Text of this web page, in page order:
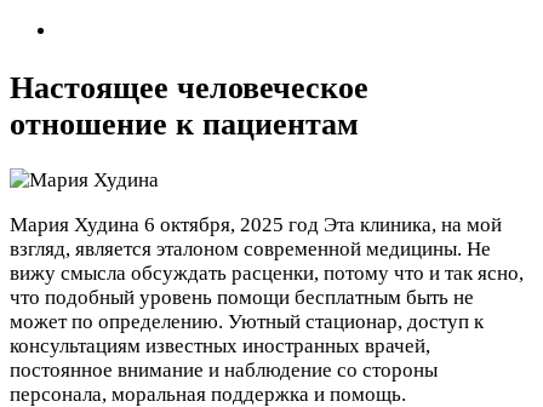
Настоящее человеческое
отношение к пациентам
Мария Худина 6 октября, 2025 год Эта клиника, на мой
взгляд, является эталоном современной медицины. Не
вижу смысла обсуждать расценки, потому что и так ясно,
что подобный уровень помощи бесплатным быть не
может по определению. Уютный стационар, доступ к
консультациям известных иностранных врачей,
постоянное внимание и наблюдение со стороны
персонала, моральная поддержка и помощь.